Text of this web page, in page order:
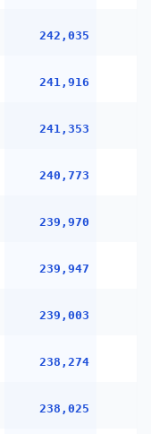
242,035
241,916
241,353
240,773
239,970
239,947
239,003
238,274
238,025